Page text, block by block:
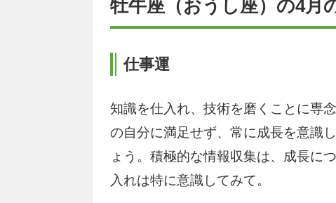
牡牛座（おうし座）の4月
仕事運
知識を仕入れ、技術を磨くことに専
の自分に満足せず、常に成長を意識
ょう。積極的な情報収集は、成長に
入れは特に意識してみて。